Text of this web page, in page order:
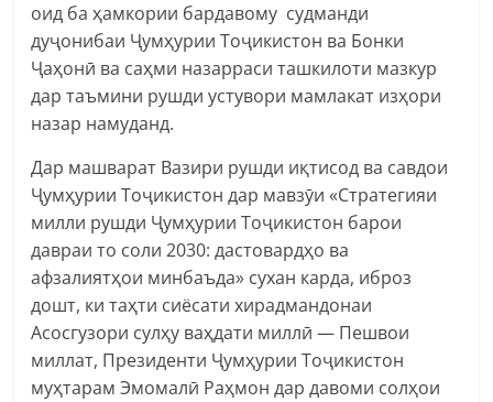
оид ба ҳамкории бардавому судманди
дуҷонибаи Ҷумҳурии Тоҷикистон ва Бонки
Ҷаҳонӣ ва саҳми назарраси ташкилоти мазкур
дар таъмини рушди устувори мамлакат изҳори
назар намуданд.
Дар машварат Вазири рушди иқтисод ва савдои
Ҷумҳурии Тоҷикистон дар мавзӯи «Стратегияи
милли рушди Ҷумҳурии Тоҷикистон барои
давраи то соли 2030: дастовардҳо ва
афзалиятҳои минбаъда» сухан карда, иброз
дошт, ки таҳти сиёсати хирадмандонаи
Асосгузори сулҳу ваҳдати миллӣ — Пешвои
миллат, Президенти Ҷумҳурии Тоҷикистон
муҳтарам Эмомалӣ Раҳмон дар давоми солҳои